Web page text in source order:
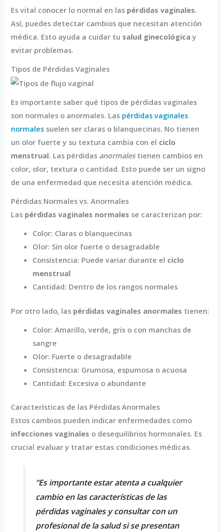
Es vital conocer lo normal en las pérdidas vaginales.
Así, puedes detectar cambios que necesitan atención
médica. Esto ayuda a cuidar tu salud ginecológica y
evitar problemas.
Tipos de Pérdidas Vaginales
Es importante saber qué tipos de pérdidas vaginales
son normales o anormales. Las pérdidas vaginales
normales suelen ser claras o blanquecinas. No tienen
un olor fuerte y su textura cambia con el ciclo
menstrual. Las pérdidas anormalestienen cambios en
color, olor, textura o cantidad. Esto puede ser un signo
de una enfermedad que necesita atención médica.
Pérdidas Normales vs. Anormales
Las pérdidas vaginales normales se caracterizan por:
Color: Claras o blanquecinas
Olor: Sin olor fuerte o desagradable
Consistencia: Puede variar durante el ciclo
menstrual
Cantidad: Dentro de los rangos normales
Por otro lado, las pérdidas vaginales anormales tienen:
Color: Amarillo, verde, gris o con manchas de
sangre
Olor: Fuerte o desagradable
Consistencia: Grumosa, espumosa o acuosa
Cantidad: Excesiva o abundante
Características de las Pérdidas Anormales
Estos cambios pueden indicar enfermedades como
infecciones vaginales o desequilibrios hormonales. Es
crucial evaluar y tratar estas condiciones médicas.
“Es importante estar atenta a cualquier
cambio en las características de las
pérdidas vaginales y consultar con un
profesional de la salud si se presentan